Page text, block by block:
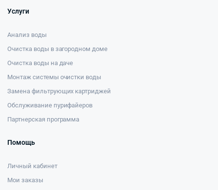
Услуги
Анализ воды
Очистка воды в загородном доме
Очистка воды на даче
Монтаж системы очистки воды
Замена фильтрующих картриджей
Обслуживание пурифайеров
Партнерская программа
Помощь
Личный кабинет
Мои заказы